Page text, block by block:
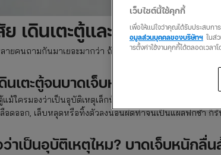
เดินเตะตู้และลื่นล้มถือว่าเ
ายคนถามกันมาเยอะมากว่า ถ้าเดินเตะตู้และลื่นล้มถือว่าเป็
ดินเตะตู้จนบาดเจ็บหนัก! ก็เคลมประ
แม้ใครมองว่าเป็นอุบัติเหตุเล็กน้อย แต่ก็เป็นอุบัติเหตุที่สามา
ลือดออก, เล็บหลุดหรือทิ้งตัวลงนอนผิดท่าจนเป็นแผลฟกช้ำ
าเป็นอุบัติเหตุไหม? บาดเจ็บหนักลื่น
เว็บไซต์นี้ใช้คุกกี้
เพื่อให้แน่ใจว่าคุณได้รับประสบก
อมูลส่วนบุคคลของบริษัทฯ ในส่
ารตั้งค่าใช้งานคุกกี้ได้ตลอดเวลา